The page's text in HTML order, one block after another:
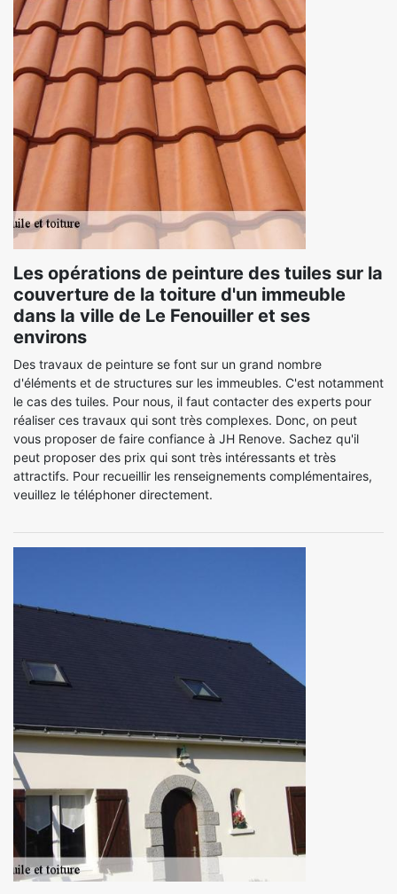
Les opérations de peinture des tuiles sur la
couverture de la toiture d'un immeuble
dans la ville de Le Fenouiller et ses
environs
Des travaux de peinture se font sur un grand nombre
d'éléments et de structures sur les immeubles. C'est notamment
le cas des tuiles. Pour nous, il faut contacter des experts pour
réaliser ces travaux qui sont très complexes. Donc, on peut
vous proposer de faire confiance à JH Renove. Sachez qu'il
peut proposer des prix qui sont très intéressants et très
attractifs. Pour recueillir les renseignements complémentaires,
veuillez le téléphoner directement.